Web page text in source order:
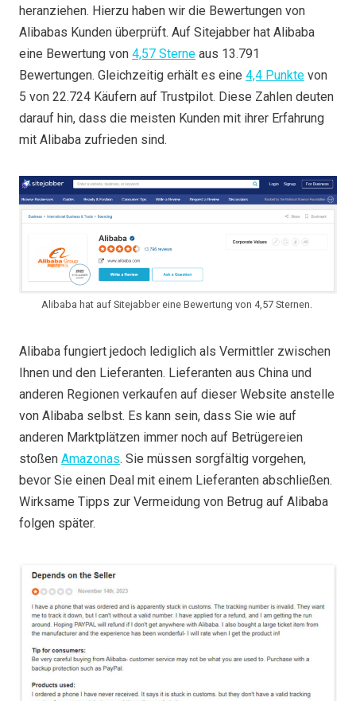
heranziehen. Hierzu haben wir die Bewertungen von
Alibabas Kunden überprüft. Auf Sitejabber hat Alibaba
eine Bewertung von 4,57 Sterne aus 13.791
Bewertungen. Gleichzeitig erhält es eine 4,4 Punkte von
5 von 22.724 Käufern auf Trustpilot. Diese Zahlen deuten
darauf hin, dass die meisten Kunden mit ihrer Erfahrung
mit Alibaba zufrieden sind.
Alibaba hat auf Sitejabber eine Bewertung von 4,57 Sternen.
Alibaba fungiert jedoch lediglich als Vermittler zwischen
Ihnen und den Lieferanten. Lieferanten aus China und
anderen Regionen verkaufen auf dieser Website anstelle
von Alibaba selbst. Es kann sein, dass Sie wie auf
anderen Marktplätzen immer noch auf Betrügereien
stoßen Amazonas. Sie müssen sorgfältig vorgehen,
bevor Sie einen Deal mit einem Lieferanten abschließen.
Wirksame Tipps zur Vermeidung von Betrug auf Alibaba
folgen später.